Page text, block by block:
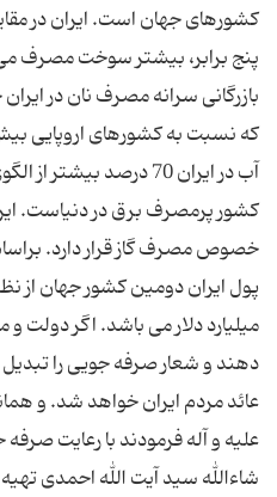
كشورهای جهان است. ایران در
پنج برابر، بیشتر سوخت مصرف
كه نسبت به كشورهای اروپایی
آب در ایران 70 درصد
كشور پرمصرف برق در دنیاست.
خصوص مصرف گاز قرار دارد.
میلیارد دلار می باشد. اگر
دهند و شعار صرفه جویی را تبدیل
عائد مردم ایران خواهد شد. و
علیه و آله فرمودند با رعایت
شاءالله سید آیت الله احمدی